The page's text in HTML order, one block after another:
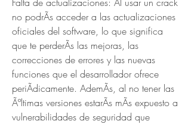
no podrÃs acceder a las actualizaciones
oficiales del software, lo que significa
que te perderÃs las mejoras, las
correcciones de errores y las nuevas
funciones que el desarrollador ofrece
periÃdicamente. AdemÃs, al no tener las
Ãºltimas versiones estarÃs mÃs expuesto a
vulnerabilidades de seguridad que